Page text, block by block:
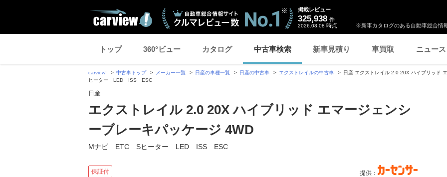
※新車カタログのある自動車総合情
掲載レビュー
325,938 件
2026.08.08 時点
トップ 360°ビュー カタログ 中古車検索 新車見積り 車買取 ニュース
carview! 中古車トップ メーカー一覧 日産の車種一覧 日産の中古車 エクストレイルの中古車
日産 エクストレイル 2.0 20X ハイブリッド
ヒーター LED ISS ESC
日産
エクストレイル 2.0 20X ハイブリッド エマージェンシ
ーブレーキパッケージ 4WD
Mナビ ETC Sヒーター LED ISS ESC
保証付 提供：